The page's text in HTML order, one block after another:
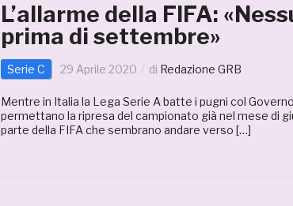
L’allarme della FIFA:
prima di settembre»
Serie C 29 Aprile 2020 di Redazione GRB
Mentre in Italia la Lega Serie A batte i pugni col
permettano la ripresa del campionato già nel mese di
parte della FIFA che sembrano andare verso […]